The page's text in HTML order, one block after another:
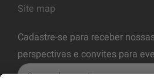
Site map
Cadastre-se para receber
perspectivas e convites para